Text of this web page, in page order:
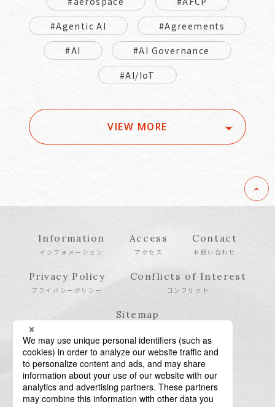
#Agentic AI
#Agreements
#AI
#AI Governance
#AI/IoT
VIEW MORE
Information
インフォメーション
Access
アクセス
Contact
お問い合わせ
Privacy Policy
プライバシーポリシー
Conflicts of Interest
コンフリクト
Sitemap